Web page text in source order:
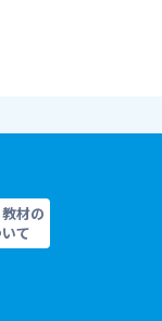
材の
て